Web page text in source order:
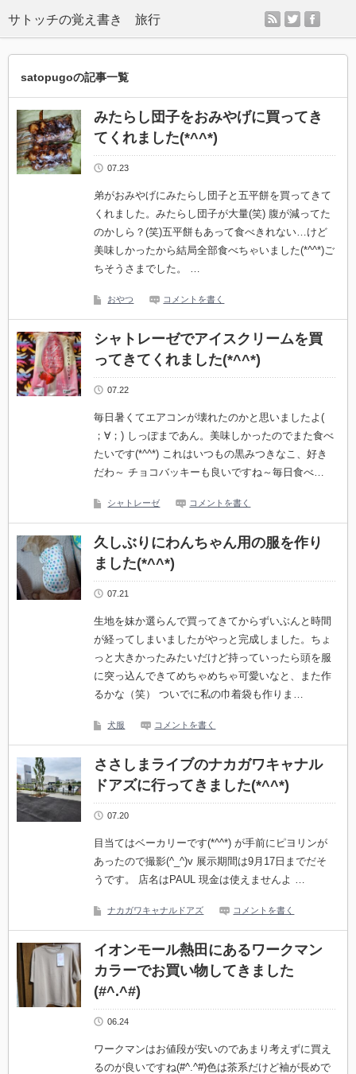
サトッチの覚え書き 旅行 rss twitter
satopugoの記事一覧
みたらし団子をおみやげに買ってき
てくれました(*^^*)
07.23
弟がおみやげにみたらし団子と五平餅を買ってきて
くれました。みたらし団子が大量(笑) 腹が減ってた
のかしら？(笑)五平餅もあって食べきれない…けど
美味しかったから結局全部食べちゃいました(*^^*)ご
ちそうさまでした。 …
おやつ コメントを書く
シャトレーゼでアイスクリームを買
ってきてくれました(*^^*)
07.22
毎日暑くてエアコンが壊れたのかと思いましたよ(
；∀；) しっぽまであん。美味しかったのでまた食べ
たいです(*^^*) これはいつもの黒みつきなこ、好き
だわ～ チョコバッキーも良いですね～毎日食べ…
シャトレーゼ コメントを書く
久しぶりにわんちゃん用の服を作り
ました(*^^*)
07.21
生地を妹か選らんで買ってきてからずいぶんと時間
が経ってしまいましたがやっと完成しました。ちょ
っと大きかったみたいだけど持っていったら頭を服
に突っ込んできてめちゃめちゃ可愛いなと、また作
るかな（笑） ついでに私の巾着袋も作りま…
犬服 コメントを書く
ささしまライブのナカガワキャナル
ドアズに行ってきました(*^^*)
07.20
目当てはベーカリーです(*^^*) が手前にピヨリンが
あったので撮影(^_^)v 展示期間は9月17日までだそ
うです。 店名はPAUL 現金は使えませんよ …
ナカガワキャナルドアズ コメントを書く
イオンモール熱田にあるワークマン
カラーでお買い物してきました
(#^.^#)
06.24
ワークマンはお値段が安いのであまり考えずに買え
るのが良いですね(#^.^#)色は茶系だけど袖が長めで